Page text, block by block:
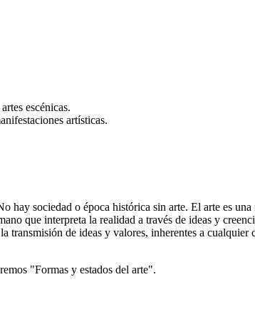
escénicas.
artísticas.
sociedad o época histórica sin arte. El arte es una
que interpreta la realidad a través de ideas y
transmisión de ideas y valores, inherentes a cualquier
"Formas y estados del arte".